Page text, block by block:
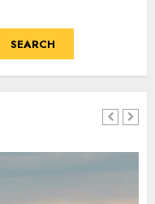
SEARCH